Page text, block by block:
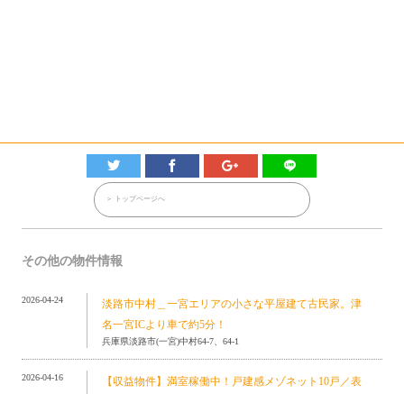
＞ トップページへ
その他の物件情報
2026-04-24
淡路市中村＿一宮エリアの小さな平屋建て古民家。津
名一宮ICより車で約5分！
兵庫県淡路市(一宮)中村64-7、64-1
2026-04-16
【収益物件】満室稼働中！戸建感メゾネット10戸／表